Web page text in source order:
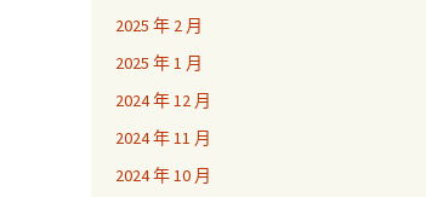
2025 年 2 月
2025 年 1 月
2024 年 12 月
2024 年 11 月
2024 年 10 月